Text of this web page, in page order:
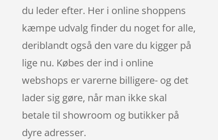
du leder efter. Her i online shoppens
kæmpe udvalg finder du noget for alle,
deriblandt også den vare du kigger på
lige nu. Købes der ind i online
webshops er varerne billigere- og det
lader sig gøre, når man ikke skal
betale til showroom og butikker på
dyre adresser.